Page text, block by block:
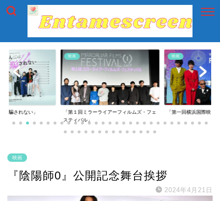
は騙されない」
映画
「第１回ミラーライアーフィルムズ・フェ
スティバル」
映画
「第一回横浜国際映画
映画
『陰陽師0』公開記念舞台挨拶
2024年4月21日